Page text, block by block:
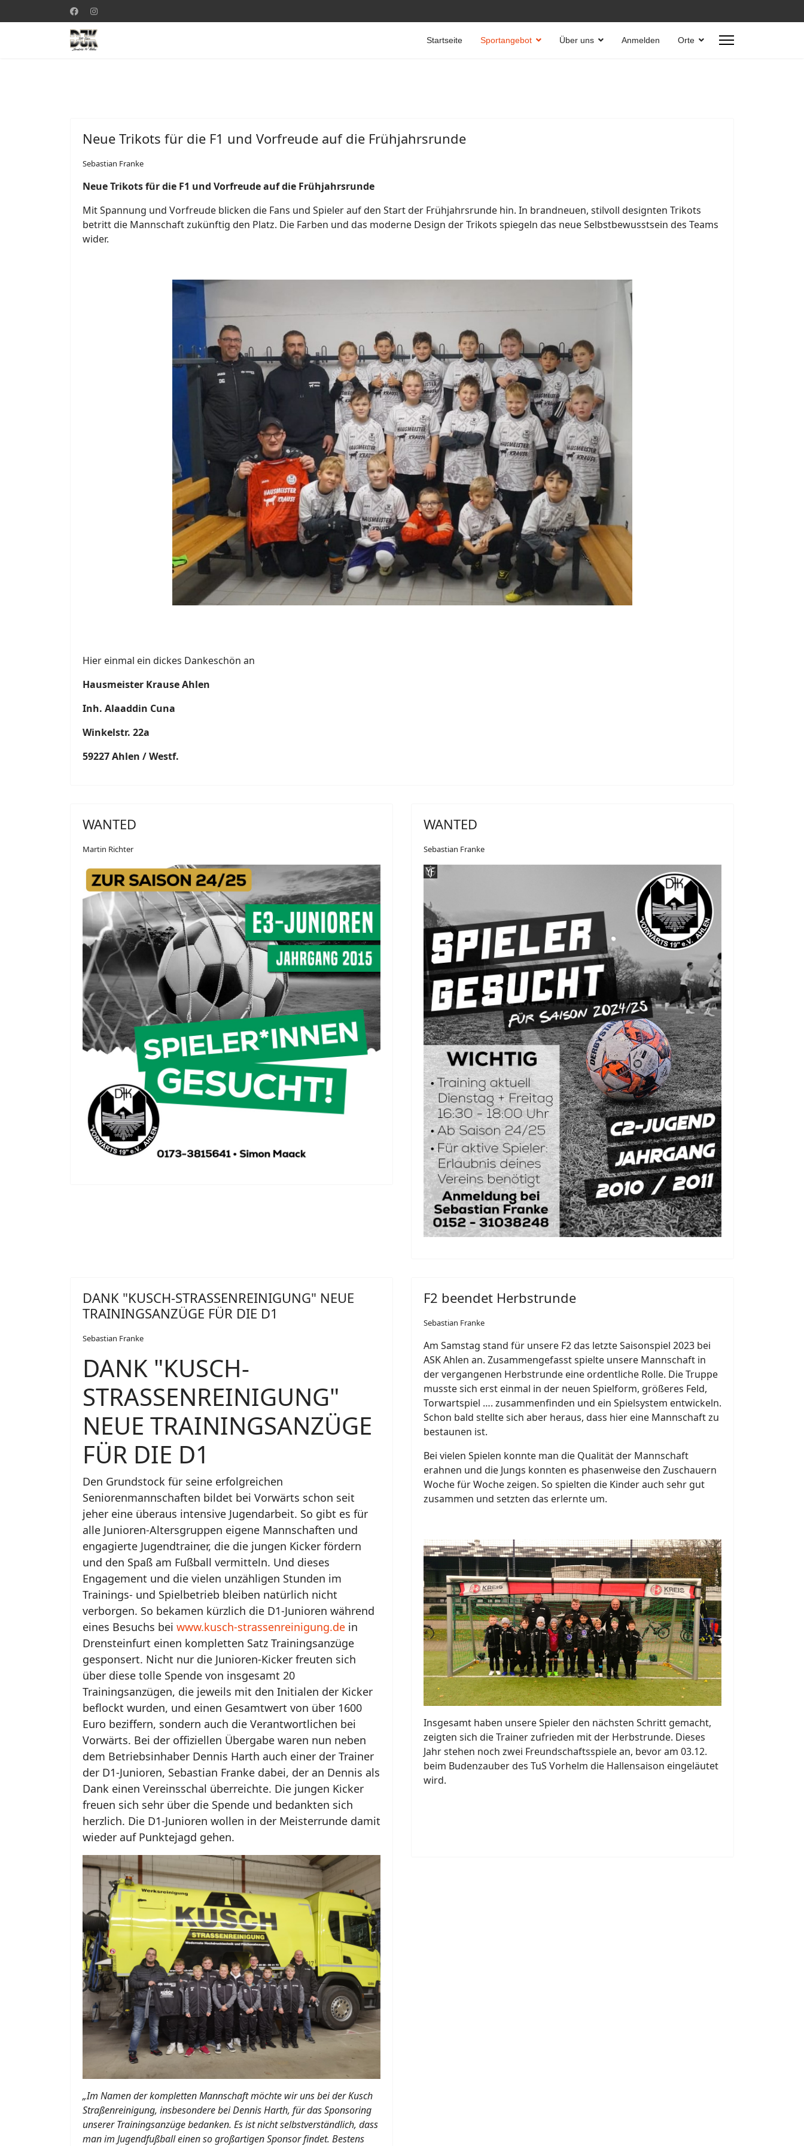
Startseite Sportangebot Über uns Anmelden Orte
Neue Trikots für die F1 und Vorfreude auf die Frühjahrsrunde
Sebastian Franke
Neue Trikots für die F1 und Vorfreude auf die Frühjahrsrunde
Mit Spannung und Vorfreude blicken die Fans und Spieler auf den Start der Frühjahrsrunde hin. In brandneuen, stilvoll designten Trikots
betritt die Mannschaft zukünftig den Platz. Die Farben und das moderne Design der Trikots spiegeln das neue Selbstbewusstsein des Teams
wider.
Hier einmal ein dickes Dankeschön an
Hausmeister Krause Ahlen
Inh. Alaaddin Cuna
Winkelstr. 22a
59227 Ahlen / Westf.
WANTED
Martin Richter
WANTED
Sebastian Franke
DANK "KUSCH-STRASSENREINIGUNG" NEUE
TRAININGSANZÜGE FÜR DIE D1
Sebastian Franke
DANK "KUSCH-
STRASSENREINIGUNG"
NEUE TRAININGSANZÜGE
FÜR DIE D1
Den Grundstock für seine erfolgreichen
Seniorenmannschaften bildet bei Vorwärts schon seit
jeher eine überaus intensive Jugendarbeit. So gibt es für
alle Junioren-Altersgruppen eigene Mannschaften und
engagierte Jugendtrainer, die die jungen Kicker fördern
und den Spaß am Fußball vermitteln. Und dieses
Engagement und die vielen unzähligen Stunden im
Trainings- und Spielbetrieb bleiben natürlich nicht
verborgen. So bekamen kürzlich die D1-Junioren während
eines Besuchs bei www.kusch-strassenreinigung.de in
Drensteinfurt einen kompletten Satz Trainingsanzüge
gesponsert. Nicht nur die Junioren-Kicker freuten sich
über diese tolle Spende von insgesamt 20
Trainingsanzügen, die jeweils mit den Initialen der Kicker
beflockt wurden, und einen Gesamtwert von über 1600
Euro beziffern, sondern auch die Verantwortlichen bei
Vorwärts. Bei der offiziellen Übergabe waren nun neben
dem Betriebsinhaber Dennis Harth auch einer der Trainer
der D1-Junioren, Sebastian Franke dabei, der an Dennis als
Dank einen Vereinsschal überreichte. Die jungen Kicker
freuen sich sehr über die Spende und bedankten sich
herzlich. Die D1-Junioren wollen in der Meisterrunde damit
wieder auf Punktejagd gehen.
„Im Namen der kompletten Mannschaft möchte wir uns bei der Kusch
Straßenreinigung, insbesondere bei Dennis Harth, für das Sponsoring
unserer Trainingsanzüge bedanken. Es ist nicht selbstverständlich, dass
man im Jugendfußball einen so großartigen Sponsor findet. Bestens
F2 beendet Herbstrunde
Sebastian Franke
Am Samstag stand für unsere F2 das letzte Saisonspiel 2023 bei
ASK Ahlen an. Zusammengefasst spielte unsere Mannschaft in
der vergangenen Herbstrunde eine ordentliche Rolle. Die Truppe
musste sich erst einmal in der neuen Spielform, größeres Feld,
Torwartspiel …. zusammenfinden und ein Spielsystem entwickeln.
Schon bald stellte sich aber heraus, dass hier eine Mannschaft zu
bestaunen ist.
Bei vielen Spielen konnte man die Qualität der Mannschaft
erahnen und die Jungs konnten es phasenweise den Zuschauern
Woche für Woche zeigen. So spielten die Kinder auch sehr gut
zusammen und setzten das erlernte um.
Insgesamt haben unsere Spieler den nächsten Schritt gemacht,
zeigten sich die Trainer zufrieden mit der Herbstrunde. Dieses
Jahr stehen noch zwei Freundschaftsspiele an, bevor am 03.12.
beim Budenzauber des TuS Vorhelm die Hallensaison eingeläutet
wird.